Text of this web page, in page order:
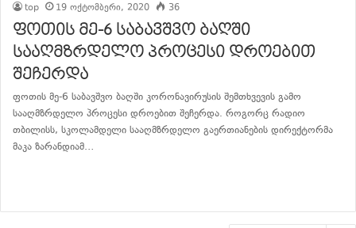
top 19 ოქტომბერი, 2020 36
ფოთის მე-6 საბავშვო ბაღში
სააღმზრდელო პროცესი დროებით
შეჩერდა
ფოთის მე-6 საბავშვო ბაღში კორონავირუსის შემთხვევის გამო
სააღმზრდელო პროცესი დროებით შეჩერდა. როგორც რადიო
თბილისს, სკოლამდელი სააღმზრდელო გაერთიანების დირექტორმა
მაკა ზარანდიამ…